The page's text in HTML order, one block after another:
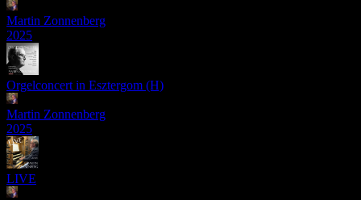
Martin Zonnenberg
2025
Orgelconcert in Esztergom (H)
Martin Zonnenberg
2025
LIVE